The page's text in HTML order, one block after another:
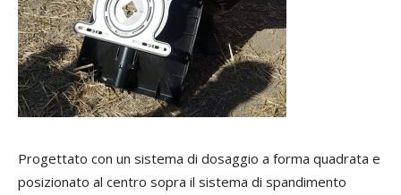
Progettato con un sistema di dosaggio a forma quadrata e
posizionato al centro sopra il sistema di spandimento